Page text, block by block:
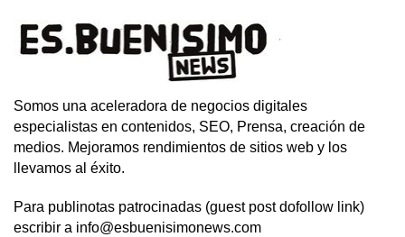
Somos una aceleradora de negocios digitales
especialistas en contenidos, SEO, Prensa, creación de
medios. Mejoramos rendimientos de sitios web y los
llevamos al éxito.
Para publinotas patrocinadas (guest post dofollow link)
escribir a info@esbuenisimonews.com